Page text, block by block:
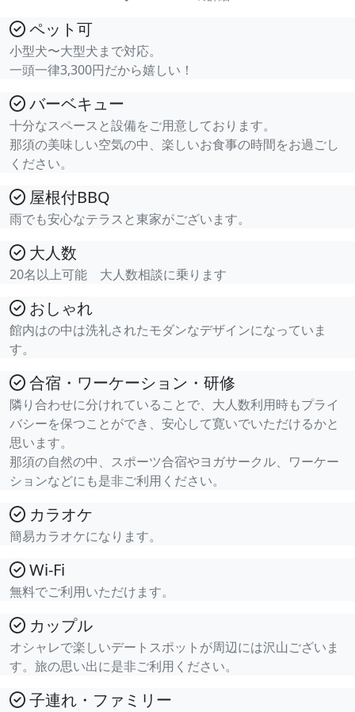
ペット可
小型犬〜大型犬まで対応。
一頭一律3,300円だから嬉しい！
バーベキュー
十分なスペースと設備をご用意しております。
那須の美味しい空気の中、楽しいお食事の時間をお過ごし
ください。
屋根付BBQ
雨でも安心なテラスと東家がございます。
大人数
20名以上可能 大人数相談に乗ります
おしゃれ
館内はの中は洗礼されたモダンなデザインになっていま
す。
合宿・ワーケーション・研修
隣り合わせに分けれていることで、大人数利用時もプライ
バシーを保つことができ、安心して寛いでいただけるかと
思います。
那須の自然の中、スポーツ合宿やヨガサークル、ワーケー
ションなどにも是非ご利用ください。
カラオケ
簡易カラオケになります。
Wi-Fi
無料でご利用いただけます。
カップル
オシャレで楽しいデートスポットが周辺には沢山ございま
す。旅の思い出に是非ご利用ください。
子連れ・ファミリー